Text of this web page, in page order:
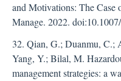
and Motivations: The Case
Manage. 2022.
32. Qian, G.; Duanmu,
Yang, Y.; Bilal, M.
management strategies: a